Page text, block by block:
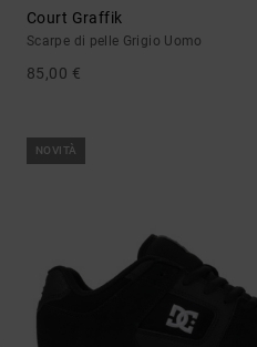
Court Graffik
Scarpe di pelle Grigio Uomo
85,00 €
NOVITÀ